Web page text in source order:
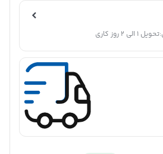
2 روز کاری